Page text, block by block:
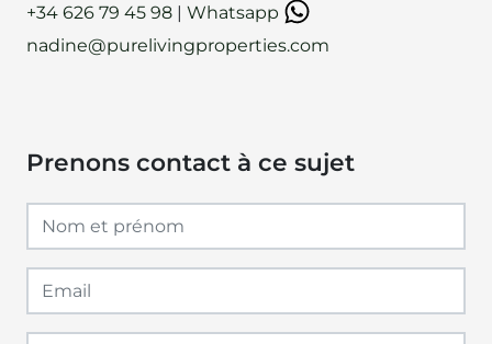
‪+34 626 79 45 98‬ | Whatsapp
nadine@purelivingproperties.com
Prenons contact à ce sujet